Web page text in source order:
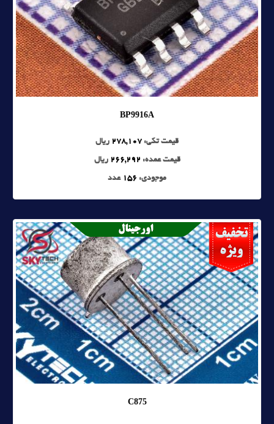
BP9916A
قیمت تکی: 278,107 ریال
قیمت عمده: 266,292 ریال
موجودی: 156 عدد
C875